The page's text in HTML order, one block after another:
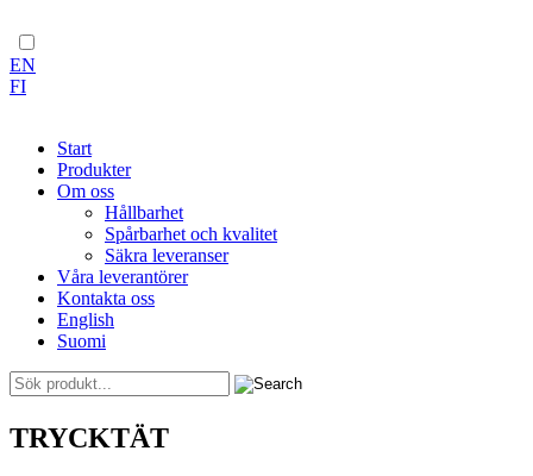
EN
FI
Start
Produkter
Om oss
Hållbarhet
Spårbarhet och kvalitet
Säkra leveranser
Våra leverantörer
Kontakta oss
English
Suomi
Skip
to
TRYCKTÄT